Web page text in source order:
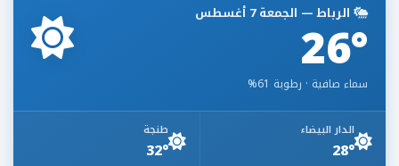
الرباط — الجمعة 7 أغسطس
26°
سماء صافية · رطوبة 61%
الدار البيضاء
28°
طنجة
32°